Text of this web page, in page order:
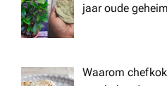
jaar oude
Waarom